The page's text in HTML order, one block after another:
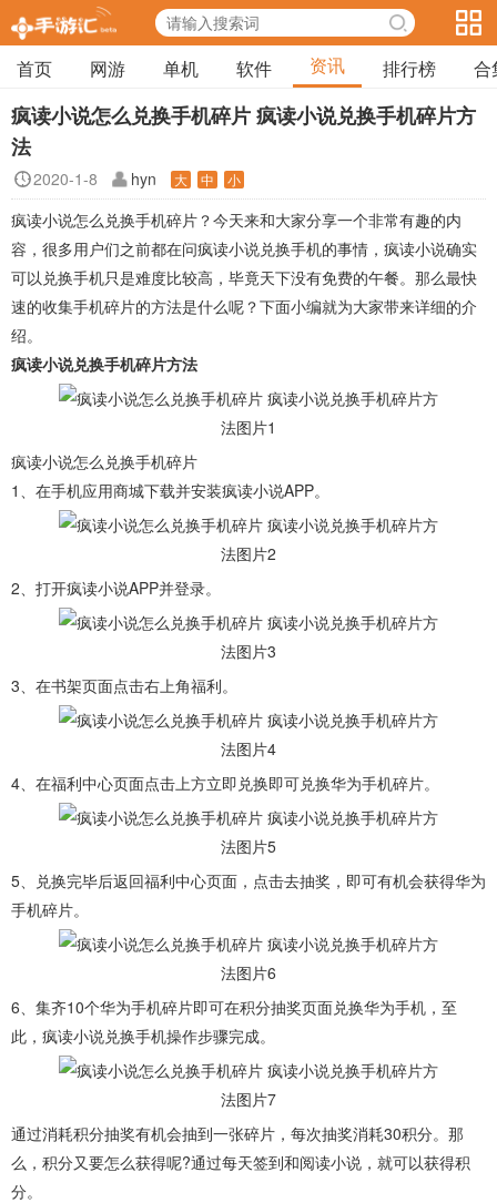
首页 网游 单机 软件 资讯 排行榜 合
疯读小说怎么兑换手机碎片 疯读小说兑换手机碎片方
法
2020-1-8 hyn 大 中 小
疯读小说怎么兑换手机碎片？今天来和大家分享一个非常有趣的内
容，很多用户们之前都在问疯读小说兑换手机的事情，疯读小说确实
可以兑换手机只是难度比较高，毕竟天下没有免费的午餐。那么最快
速的收集手机碎片的方法是什么呢？下面小编就为大家带来详细的介
绍。
疯读小说兑换手机碎片方法
疯读小说怎么兑换手机碎片
1、在手机应用商城下载并安装疯读小说APP。
2、打开疯读小说APP并登录。
3、在书架页面点击右上角福利。
4、在福利中心页面点击上方立即兑换即可兑换华为手机碎片。
5、兑换完毕后返回福利中心页面，点击去抽奖，即可有机会获得华为
手机碎片。
6、集齐10个华为手机碎片即可在积分抽奖页面兑换华为手机，至
此，疯读小说兑换手机操作步骤完成。
通过消耗积分抽奖有机会抽到一张碎片，每次抽奖消耗30积分。那
么，积分又要怎么获得呢?通过每天签到和阅读小说，就可以获得积
分。